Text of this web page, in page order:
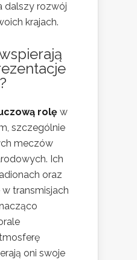
dalszy rozwój
krajach.
rolę w
szczególnie
meczów
Ich
oraz
transmisjach
oni swoje